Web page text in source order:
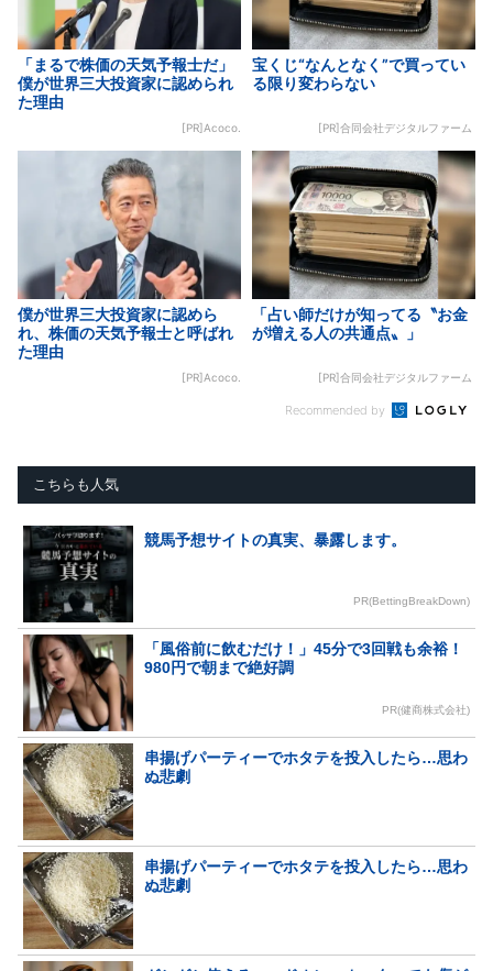
「まるで株価の天気予報士だ」
僕が世界三大投資家に認められ
た理由
[PR]Acoco.
宝くじ“なんとなく”で買ってい
る限り変わらない
[PR]合同会社デジタルファーム
僕が世界三大投資家に認めら
れ、株価の天気予報士と呼ばれ
た理由
[PR]Acoco.
「占い師だけが知ってる〝お金
が増える人の共通点〟」
[PR]合同会社デジタルファーム
Recommended by
こちらも人気
競馬予想サイトの真実、暴露します。
PR(BettingBreakDown)
「風俗前に飲むだけ！」45分で3回戦も余裕！
980円で朝まで絶好調
PR(健商株式会社)
串揚げパーティーでホタテを投入したら…思わ
ぬ悲劇
串揚げパーティーでホタテを投入したら…思わ
ぬ悲劇